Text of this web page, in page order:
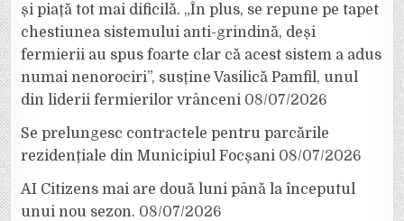
și piață tot mai dificilă. „În plus, se repune pe tapet
chestiunea sistemului anti-grindină, deși
fermierii au spus foarte clar că acest sistem a adus
numai nenorociri”, susține Vasilică Pamfil, unul
din liderii fermierilor vrânceni 08/07/2026
Se prelungesc contractele pentru parcările
rezidențiale din Municipiul Focșani 08/07/2026
AI Citizens mai are două luni până la începutul
unui nou sezon. 08/07/2026